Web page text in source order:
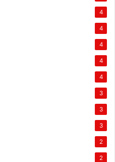
4
4
4
4
4
3
3
3
2
2